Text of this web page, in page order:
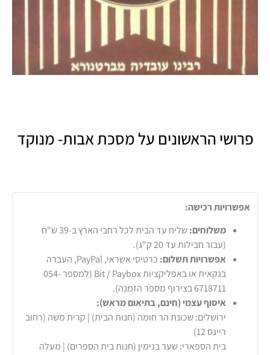
פרושי הראשונים על מסכת אבות- מנוקד
אפשרויות רכישה:
משלוחים:
שליח עד הבית לכל רחבי הארץ ב-39 ש"ח
(עבור חבילות עד 20 ק"ג).
אפשרויות תשלום:
כרטיסי אשראי, PayPal, העברה
בנקאית או באפליקציות Bit / Paybox (למספר 054-
6718711 בצירוף מספר הזמנה).
איסוף עצמי (חינם, בתיאום מראש):
ירושלים: שכונת הר חומה (חנות הבית) | קרית משה (רחוב
ריינס 12)
בית הספארי: שער בנימין (חנות בית הספרים) | מעלה